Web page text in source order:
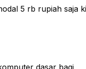
5 rb rupiah saja